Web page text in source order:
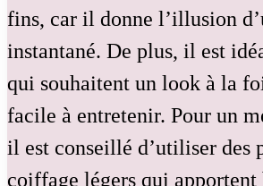
fins, car il donne l’illusion
instantané. De plus, il est
qui souhaitent un look à la
facile à entretenir. Pour un
il est conseillé d’utiliser des
coiffage légers qui apportent